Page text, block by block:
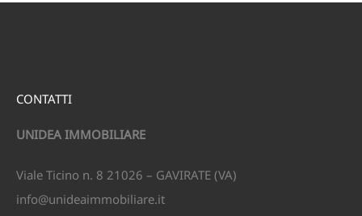
CONTATTI
UNIDEA IMMOBILIARE
Viale Ticino n. 8 21026 – GAVIRATE (VA)
info@unideaimmobiliare.it